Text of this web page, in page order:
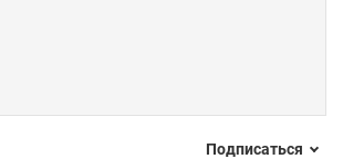
Подписаться